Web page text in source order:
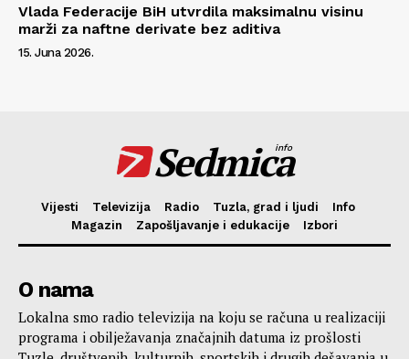
Vlada Federacije BiH utvrdila maksimalnu visinu
marži za naftne derivate bez aditiva
15. Juna 2026.
Sedmica
info
Vijesti Televizija Radio Tuzla, grad i ljudi
Info
Magazin
Zapošljavanje i edukacije Izbori
O nama
Lokalna smo radio televizija na koju se računa u realizaciji
programa i obilježavanja značajnih datuma iz prošlosti